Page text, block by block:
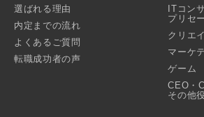
選ばれる理由
内定までの流れ
よくあるご質問
転職成功者の声
ITコン
プリセ
クリエ
マーケ
ゲーム
CEO・
その他